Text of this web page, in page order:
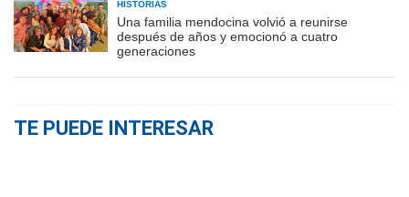
HISTORIAS
Una familia mendocina volvió a reunirse
después de años y emocionó a cuatro
generaciones
TE PUEDE INTERESAR